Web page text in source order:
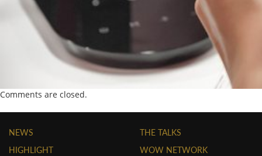
Comments are closed.
NEWS
HIGHLIGHT
THE TALKS
WOW NETWORK